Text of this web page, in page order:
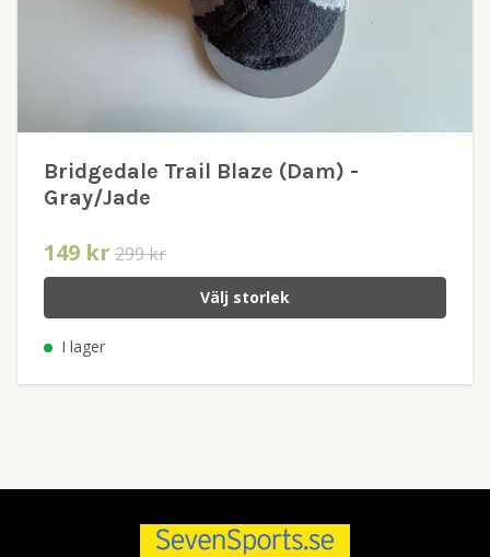
Bridgedale Trail Blaze (Dam) -
Gray/Jade
149 kr 299 kr
Välj storlek
I lager